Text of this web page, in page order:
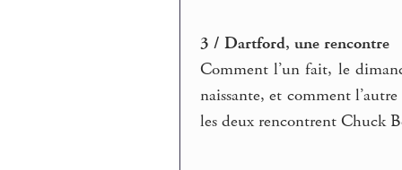
3 / Dartford, une rencontre
Comment l’un fait, le
naissante, et comment
les deux rencontrent Chuck